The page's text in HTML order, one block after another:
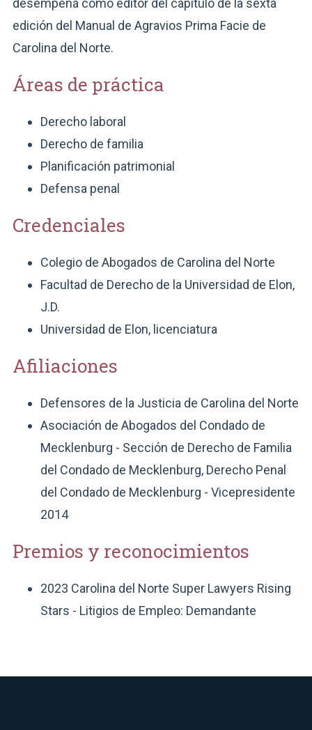
desempeña como editor del capítulo de la sexta
edición del Manual de Agravios Prima Facie de
Carolina del Norte.
Áreas de práctica
Derecho laboral
Derecho de familia
Planificación patrimonial
Defensa penal
Credenciales
Colegio de Abogados de Carolina del Norte
Facultad de Derecho de la Universidad de Elon,
J.D.
Universidad de Elon, licenciatura
Afiliaciones
Defensores de la Justicia de Carolina del Norte
Asociación de Abogados del Condado de
Mecklenburg - Sección de Derecho de Familia
del Condado de Mecklenburg, Derecho Penal
del Condado de Mecklenburg - Vicepresidente
2014
Premios y reconocimientos
2023 Carolina del Norte Super Lawyers Rising
Stars - Litigios de Empleo: Demandante